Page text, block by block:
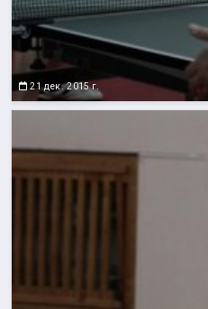
21 дек. 2015 г.